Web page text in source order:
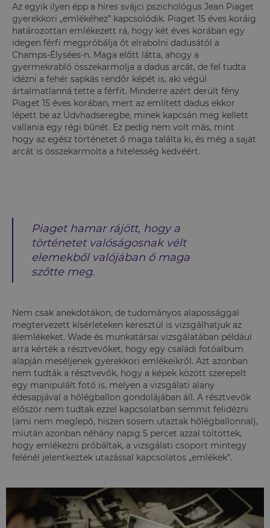
Az egyik ilyen épp a híres svájci pszichológus Jean Piaget
gyerekkori „emlékéhez” kapcsolódik. Piaget 15 éves koráig
határozottan emlékezett rá, hogy két éves korában egy
idegen férfi megpróbálja őt elrabolni dadusától a
Champs-Élysées-n. Maga előtt látta, ahogy a
gyermekrabló összekarmolja a dadus arcát, de fel tudta
idézni a fehér sapkás rendőr képét is, aki végül
ártalmatlanná tette a férfit. Minderre azért derült fény
Piaget 15 éves korában, mert az említett dadus ekkor
lépett be az Üdvhadseregbe, minek kapcsán meg kellett
vallania egy régi bűnét. Ez pedig nem volt más, mint
hogy az egész történetet ő maga találta ki, és még a saját
arcát is összekarmolta a hitelesség kedvéért.
Piaget hamar rájött, hogy a
történetet valóságosnak vélt
elemekből valójában ő maga
szőtte meg.
Nem csak anekdotákon, de tudományos alapossággal
megtervezett kísérleteken keresztül is vizsgálhatjuk az
álemlékeket. Wade és munkatársai vizsgálatában például
arra kérték a résztvevőket, hogy egy családi fotóalbum
alapján meséljenek gyerekkori emlékeikről. Azt azonban
nem tudták a résztvevők, hogy a képek között szerepelt
egy manipulált fotó is, melyen a vizsgálati alany
édesapjával a hőlégballon gondolájában áll. A résztvevők
először nem tudtak ezzel kapcsolatban semmit felidézni
(ami nem meglepő, hiszen sosem utaztak hőlégballonnal),
miután azonban néhány napig 5 percet azzal töltöttek,
hogy emlékezni próbáltak, a vizsgálati csoport mintegy
felénél jelentkeztek utazással kapcsolatos „emlékek”.